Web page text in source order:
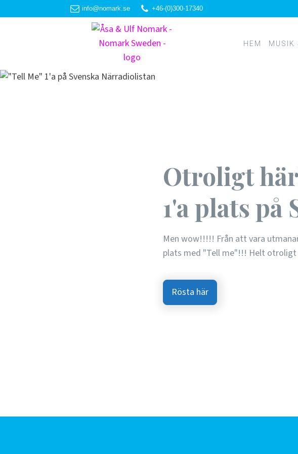
info@nomark.se +46-(0)300-17340
HEM MUSIK
Otroligt
1'a plats på
Men wow!!!!! Från att vara
plats med "Tell me"!!! Helt
Rösta här